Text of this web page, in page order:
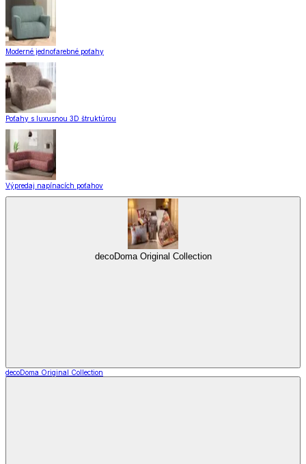
Moderné jednofarebné poťahy
Poťahy s luxusnou 3D štruktúrou
Výpredaj napínacích poťahov
decoDoma Original Collection
decoDoma Original Collection